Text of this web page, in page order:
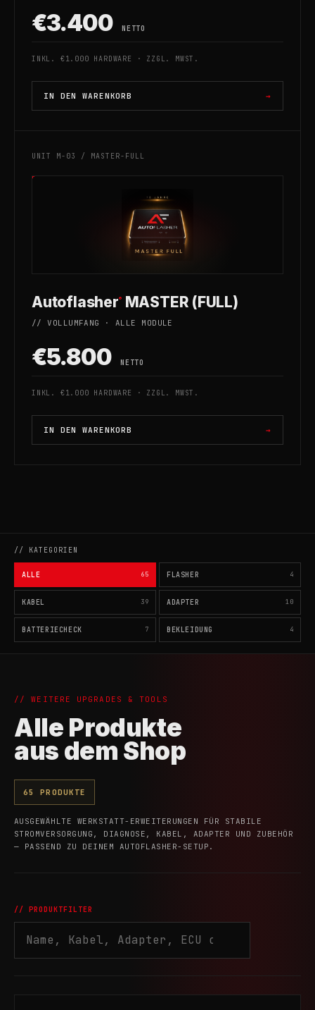
€3.400 NETTO
INKL. €1.000 HARDWARE · ZZGL. MWST.
IN DEN WARENKORB
UNIT M-03 / MASTER-FULL
Autoflasher®MASTER (FULL)
// VOLLUMFANG · ALLE MODULE
€5.800 NETTO
INKL. €1.000 HARDWARE · ZZGL. MWST.
IN DEN WARENKORB
// KATEGORIEN
ALLE 65 FLASHER 4
KABEL 39 ADAPTER 10
BATTERIECHECK 7 BEKLEIDUNG 4
// WEITERE UPGRADES & TOOLS
Alle Produkte
aus dem Shop
65 PRODUKTE
AUSGEWÄHLTE WERKSTATT-ERWEITERUNGEN FÜR STABILE
STROMVERSORGUNG, DIAGNOSE, KABEL, ADAPTER UND ZUBEHÖR
— PASSEND ZU DEINEM AUTOFLASHER-SETUP.
// PRODUKTFILTER